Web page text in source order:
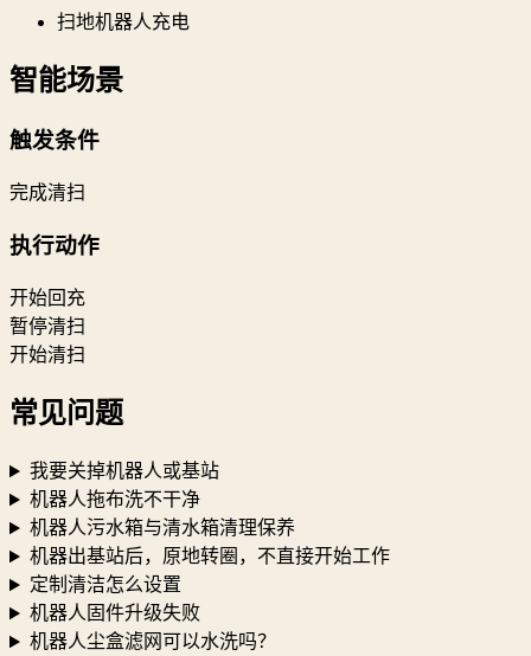
扫地机器人充电
智能场景
触发条件
完成清扫
执行动作
开始回充
暂停清扫
开始清扫
常见问题
我要关掉机器人或基站
机器人拖布洗不干净
机器人污水箱与清水箱清理保养
机器出基站后，原地转圈，不直接开始工作
定制清洁怎么设置
机器人固件升级失败
机器人尘盒滤网可以水洗吗？